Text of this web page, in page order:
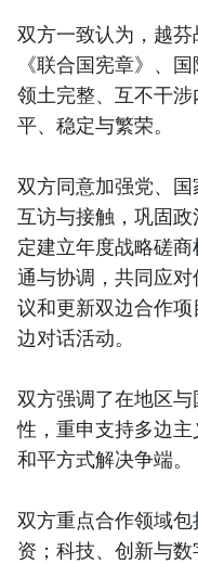
双方一致认为，越
《联合国宪章》、
领土完整、互不干
平、稳定与繁荣。
双方同意加强党、
互访与接触，巩固
定建立年度战略磋
通与协调，共同应
议和更新双边合作
边对话活动。
双方强调了在地区
性，重申支持多边
和平方式解决争端。
双方重点合作领域
资；科技、创新与